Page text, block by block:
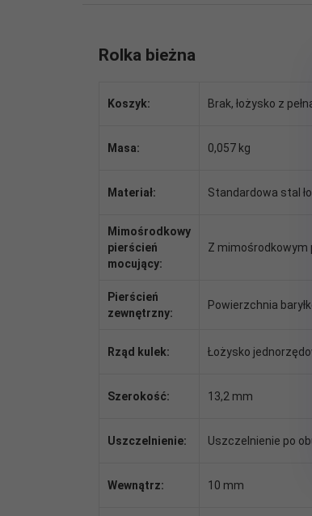
Rolka bieżna
Koszyk: Brak, łożysko z
Masa: 0,057 kg
Materiał: Standardowa stal
Mimośrodkowy
pierścień
mocujący:
Z mimośrodkowym
Pierścień
zewnętrzny:
Powierzchnia
Rząd kulek: Łożysko
Szerokość: 13,2 mm
Uszczelnienie: Uszczelnienie po
Wewnątrz: 10 mm